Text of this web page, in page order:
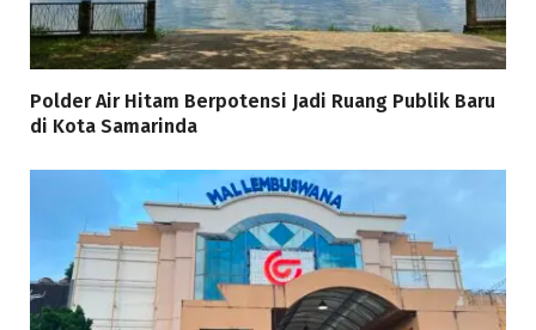
Polder Air Hitam Berpotensi Jadi Ruang Publik Baru
di Kota Samarinda